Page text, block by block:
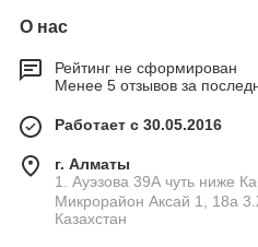
О нас
Рейтинг не сформирован
Менее 5 отзывов за
Работает с 30.05.2016
г. Алматы
1. Ауэзова 39А чуть ниже Кабанбай Батыра
Микрорайон Аксай 1, 18а
Казахстан